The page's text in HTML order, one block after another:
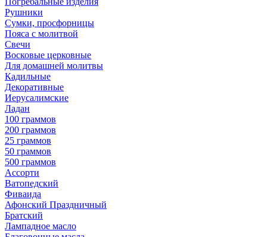
Рушники
Сумки, просфорницы
Пояса с молитвой
Свечи
Восковые церковные
Для домашней молитвы
Кадильные
Декоративные
Иерусалимские
Ладан
100 граммов
200 граммов
25 граммов
50 граммов
500 граммов
Ассорти
Ватопедский
Фиваида
Афонский Праздничный
Братский
Лампадное масло